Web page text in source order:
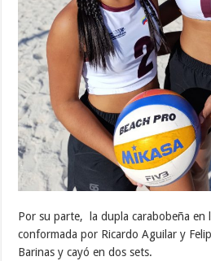
Por su parte, la dupla carabobeña en
conformada por Ricardo Aguilar y
Barinas y cayó en dos sets.